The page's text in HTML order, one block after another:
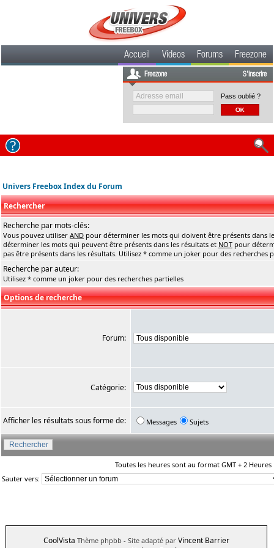
Accueil Videos Forums Freezone
Freezone S'inscrire
Pass oublié ?
Univers Freebox Index du Forum
Rechercher
Recherche par mots-clés:
Vous pouvez utiliser AND pour déterminer les mots qui doivent être présents dans
déterminer les mots qui peuvent être présents dans les résultats et NOT pour
pas être présents dans les résultats. Utilisez * comme un joker pour des recherches
Recherche par auteur:
Utilisez * comme un joker pour des recherches partielles
Options de recherche
Forum:
Catégorie:
Afficher les résultats sous forme de: Messages Sujets
Toutes les heures sont au format GMT + 2 Heures
Sauter vers:
CoolVista Thème phpbb - Site adapté par Vincent Barrier